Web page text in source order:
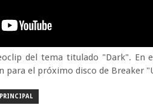
del tema titulado "Dark". En
para el próximo disco de Breaker